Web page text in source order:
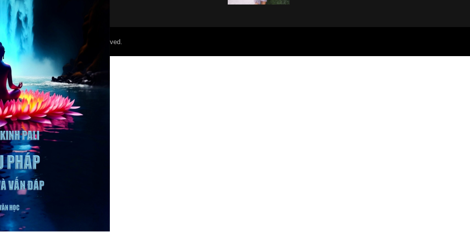
©2022 Mỏ Nam Cali. All Right Reserved.